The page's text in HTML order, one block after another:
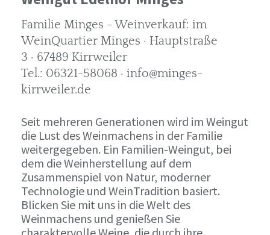
Familie Minges - Weinverkauf: im
WeinQuartier Minges · Hauptstraße
3 · 67489 Kirrweiler
Tel.: 06321-58068 · info@minges-
kirrweiler.de
Seit mehreren Generationen wird im Weingut
die Lust des Weinmachens in der Familie
weitergegeben. Ein Familien-Weingut, bei
dem die Weinherstellung auf dem
Zusammenspiel von Natur, moderner
Technologie und WeinTradition basiert.
Blicken Sie mit uns in die Welt des
Weinmachens und genießen Sie